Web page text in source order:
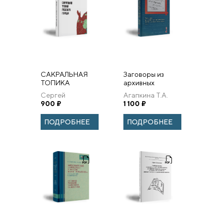
САКРАЛЬНАЯ
ТОПИКА
РУССКОГО
ГОРОДА
Сергей
Аванесов
900 ₽
ПОДРОБНЕЕ
Заговоры из
архивных
источников XVIII
– первой трети
ХХ в. Том 1
Агапкина Т.А.
1 100 ₽
ПОДРОБНЕЕ